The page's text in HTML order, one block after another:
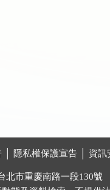
隱私權保護宣告 資訊
北市重慶南路一段130